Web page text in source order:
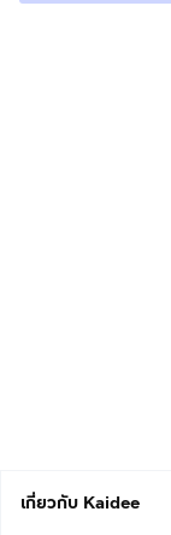
เกี่ยวกับ Kaidee